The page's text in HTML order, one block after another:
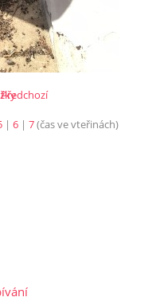
| 6 | 7(čas ve vteřinách)